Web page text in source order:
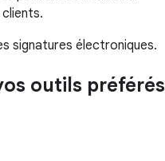
signatures électroniques.
outils préférés